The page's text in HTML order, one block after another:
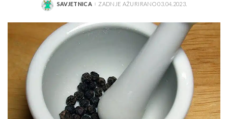
POSTED
SAVJETNICA ZADNJE AŽURIRANO 03.04.2023.